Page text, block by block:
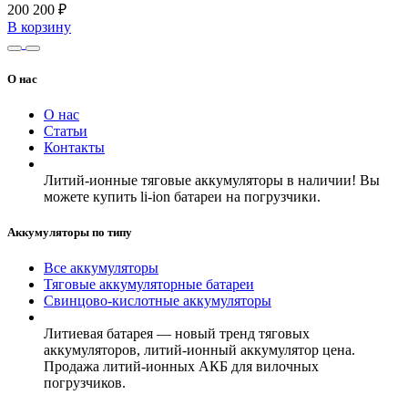
200 200 ₽
В корзину
О нас
О нас
Статьи
Контакты
Литий-ионные тяговые аккумуляторы в наличии! Вы
можете купить li-ion батареи на погрузчики.
Аккумуляторы по типу
Все аккумуляторы
Тяговые аккумуляторные батареи
Свинцово-кислотные аккумуляторы
Литиевая батарея — новый тренд тяговых
аккумуляторов, литий-ионный аккумулятор цена.
Продажа литий-ионных АКБ для вилочных
погрузчиков.